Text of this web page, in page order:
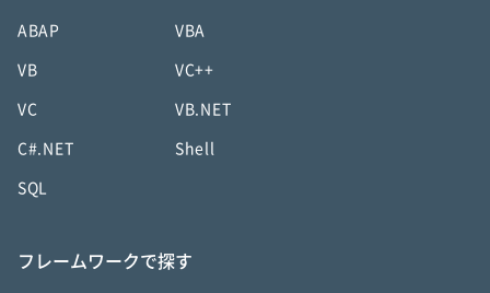
ABAP VBA
VB VC++
VC VB.NET
C#.NET Shell
SQL
フレームワークで探す